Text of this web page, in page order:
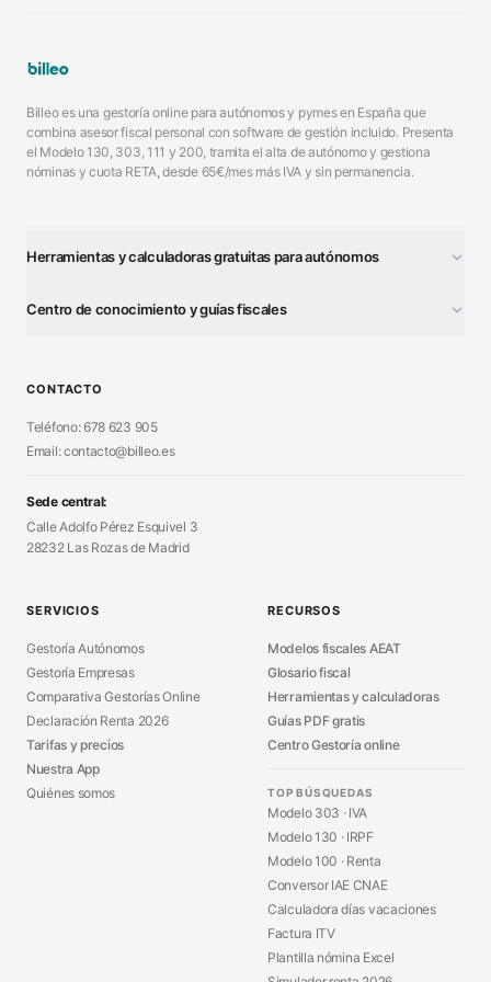
Billeo es una gestoría online para autónomos y pymes en España que
combina asesor fiscal personal con software de gestión incluido. Presenta
el Modelo 130, 303, 111 y 200, tramita el alta de autónomo y gestiona
nóminas y cuota RETA, desde 65€/mes más IVA y sin permanencia.
Herramientas y calculadoras gratuitas para autónomos
Generador Nóminas
■ Generador Presupuestos
Generador Facturas
■Modelo Nómina PDF
■Calculadora Vacaciones
Centro de conocimiento y guías fiscales
■Alta Autónomo Paso a Paso
Declaración Renta 2026
■Certificado Digital
■Sanciones Hacienda
■Asesoría en Madrid
CONTACTO
Teléfono: 678 623 905
Email: contacto@billeo.es
Sede central:
Calle Adolfo Pérez Esquivel 3
28232 Las Rozas de Madrid
SERVICIOS
Gestoría Autónomos
Gestoría Empresas
Comparativa Gestorías Online
Declaración Renta 2026
Tarifas y precios
Nuestra App
Quiénes somos
RECURSOS
Modelos fiscales AEAT
Glosario fiscal
Herramientas y calculadoras
Guías PDF gratis
Centro Gestoría online
TOP BÚSQUEDAS
Modelo 303 · IVA
Modelo 130 · IRPF
Modelo 100 · Renta
Conversor IAE CNAE
Calculadora días vacaciones
Factura ITV
Plantilla nómina Excel